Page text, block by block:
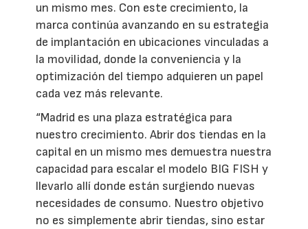
un mismo mes. Con este crecimiento, la
marca continúa avanzando en su estrategia
de implantación en ubicaciones vinculadas a
la movilidad, donde la conveniencia y la
optimización del tiempo adquieren un papel
cada vez más relevante.
“Madrid es una plaza estratégica para
nuestro crecimiento. Abrir dos tiendas en la
capital en un mismo mes demuestra nuestra
capacidad para escalar el modelo BIG FISH y
llevarlo allí donde están surgiendo nuevas
necesidades de consumo. Nuestro objetivo
no es simplemente abrir tiendas, sino estar